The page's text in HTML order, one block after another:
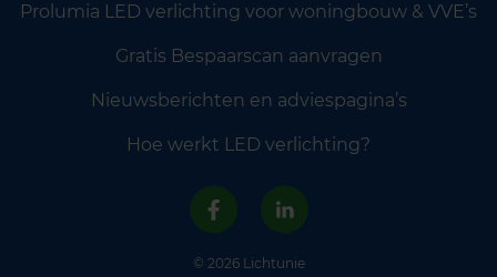
Prolumia LED verlichting voor woningbouw & VVE’s
Gratis Bespaarscan aanvragen
Nieuwsberichten en adviespagina’s
Hoe werkt LED verlichting?
© 2026 Lichtunie